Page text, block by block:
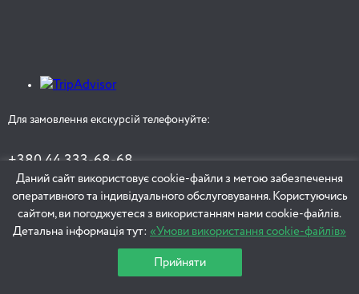
Для замовлення екскурсій телефонуйте:
+380 44 333-68-68
+380 68 121-44-58
tour@interesniy.kiev.ua
ЗАМОВИТИ ЕКСКУРСІЮ
Даний сайт використовує cookie-файли з метою забезпечення
оперативного та індивідуального обслуговування. Користуючись
сайтом, ви погоджуєтеся з використанням нами cookie-файлів.
Детальна інформація тут: «Умови використання cookie-файлів»
Прийняти